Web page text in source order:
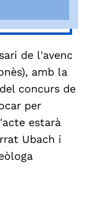
de l'avenc
amb la
concurs de
per
estarà
Ubach i